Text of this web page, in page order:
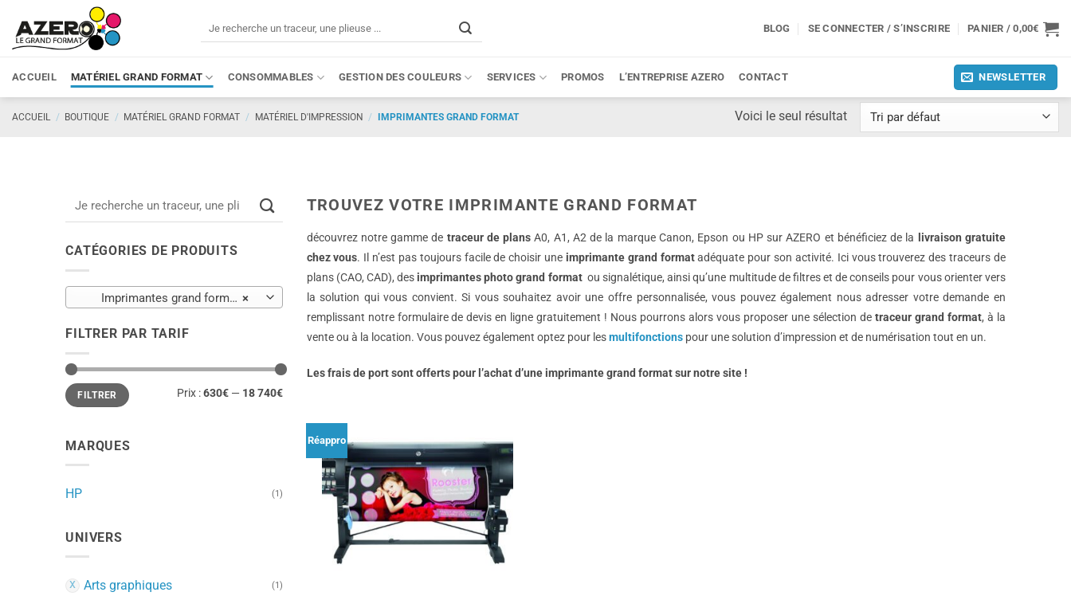
contenu
BLOG SE CONNECTER / S’INSCRIRE PANIER /0,00€
ACCUEIL MATÉRIEL GRAND FORMAT CONSOMMABLES GESTION DES COULEURS SERVICES PROMOS L’ENTREPRISE AZERO CONTACT NEWSLETTER
ACCUEIL / BOUTIQUE / MATÉRIEL GRAND FORMAT / MATÉRIEL D'IMPRESSION / IMPRIMANTES GRAND FORMAT Voici le seul résultat
Recherche
CATÉGORIES DE PRODUITS
×
Imprimantes grand format (67)
FILTRER PAR TARIF
Prix
min
Prix
maxFILTRER Prix :630€— 18 740€
MARQUES
HP (1)
UNIVERS
Arts graphiques (1)
TROUVEZ VOTRE IMPRIMANTE GRAND FORMAT
découvrez notre gamme de traceur de plans A0, A1, A2 de la marque Canon, Epson ou HP sur AZERO et bénéficiez de la livraison gratuite
chez vous. Il n’est pas toujours facile de choisir une imprimante grand formatadéquate pour son activité. Ici vous trouverez des traceurs de
plans (CAO, CAD), des imprimantes photo grand formatou signalétique, ainsi qu’une multitude de filtres et de conseils pour vous orienter vers
la solution qui vous convient. Si vous souhaitez avoir une offre personnalisée, vous pouvez également nous adresser votre demande en
remplissant notre formulaire de devis en ligne gratuitement ! Nous pourrons alors vous proposer une sélection de traceur grand format, à la
vente ou à la location. Vous pouvez également optez pour lesmultifonctions pour une solution d’impression et de numérisation tout en un.
Les frais de port sont offerts pour l’achat d’une imprimante grand format sur notre site !
Réappro